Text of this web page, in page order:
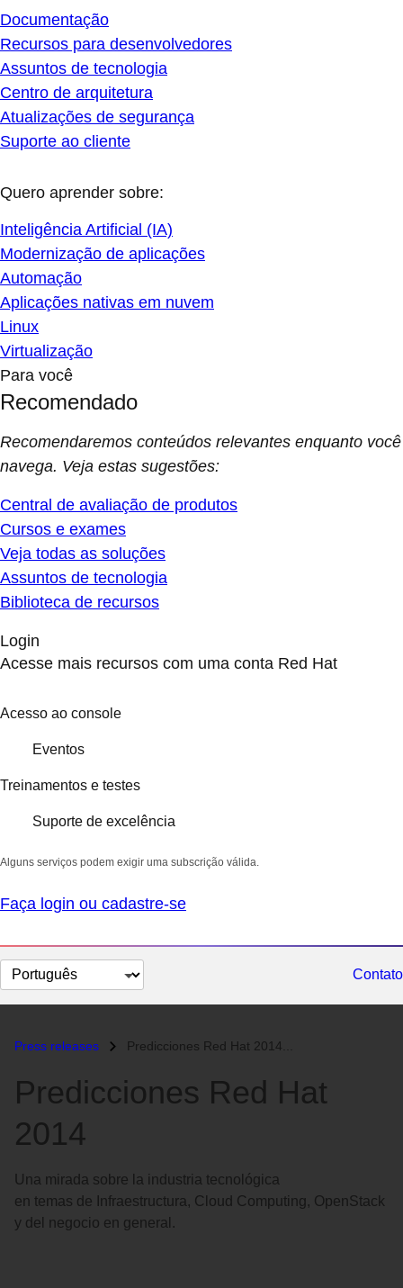
Documentação
Recursos para desenvolvedores
Assuntos de tecnologia
Centro de arquitetura
Atualizações de segurança
Suporte ao cliente
Quero aprender sobre:
Inteligência Artificial (IA)
Modernização de aplicações
Automação
Aplicações nativas em nuvem
Linux
Virtualização
Para você
Recomendado
Recomendaremos conteúdos relevantes enquanto você
navega. Veja estas sugestões:
Central de avaliação de produtos
Cursos e exames
Veja todas as soluções
Assuntos de tecnologia
Biblioteca de recursos
Login
Acesse mais recursos com uma conta Red Hat
Acesso ao console
Eventos
Treinamentos e testes
Suporte de excelência
Alguns serviços podem exigir uma subscrição válida.
Faça login ou cadastre-se
Selecionar
idioma
Contato
Press releases Predicciones Red Hat 2014...
Predicciones Red Hat
2014
Una mirada sobre la industria tecnológica
en temas de Infraestructura, Cloud Computing, OpenStack
y del negocio en general.